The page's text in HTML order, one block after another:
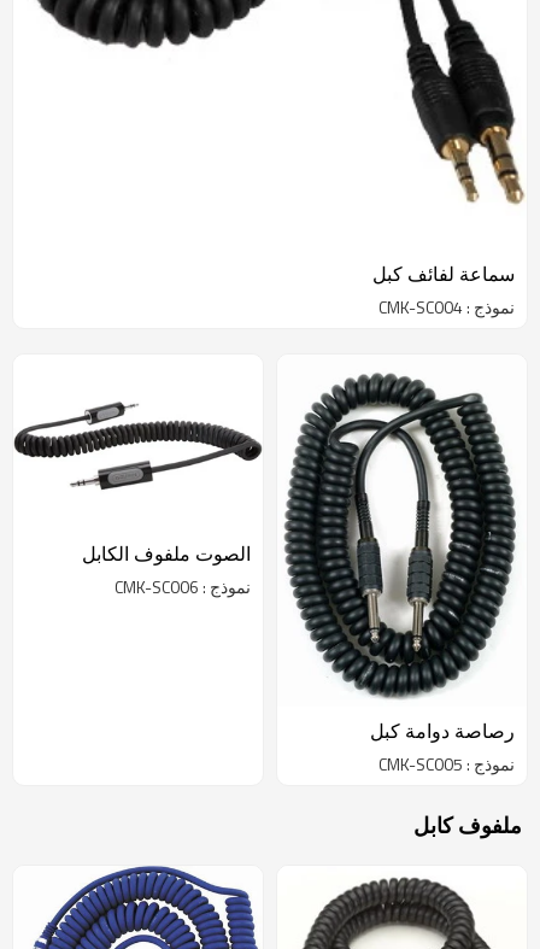
سماعة لفائف كبل
نموذج : CMK-SC004
رصاصة دوامة كبل
نموذج : CMK-SC005
الصوت ملفوف الكابل
نموذج : CMK-SC006
ملفوف كابل